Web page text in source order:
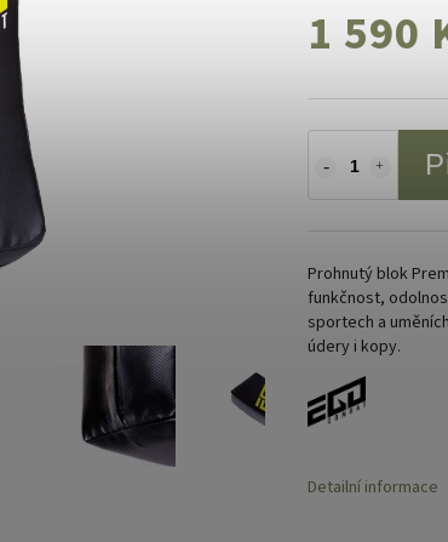
1 590
Prohnutý blok
funkčnost,
sportech a
údery i kopy.
Detailní informace